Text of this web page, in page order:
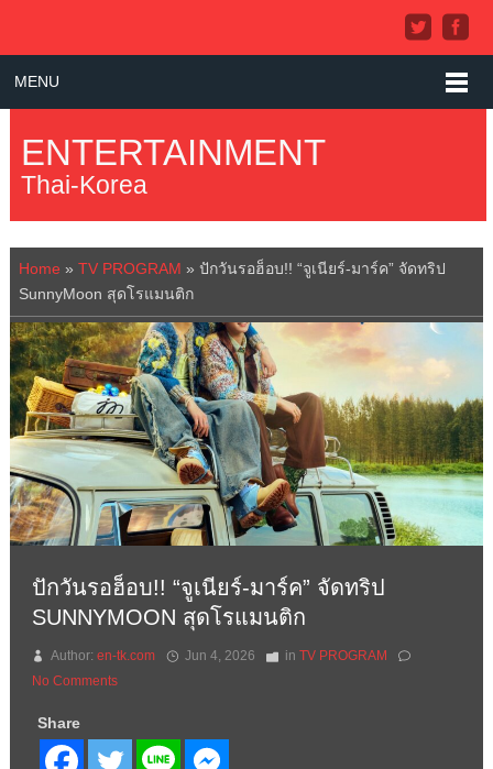
MENU
ENTERTAINMENT
Thai-Korea
Home » TV PROGRAM » ปักวันรอฮ็อบ!! “จูเนียร์-มาร์ค” จัดทริป
SunnyMoon สุดโรแมนติก
ปักวันรอฮ็อบ!! “จูเนียร์-มาร์ค” จัดทริป
SUNNYMOON สุดโรแมนติก
Author: en-tk.com Jun 4, 2026 in TV PROGRAM
No Comments
Share